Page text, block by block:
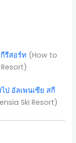
รีสอร์ท (How to
ป อัลเพนเซีย สกี
Ski Resort)